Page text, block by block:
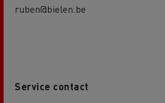
ruben@bielen.be
Service contact